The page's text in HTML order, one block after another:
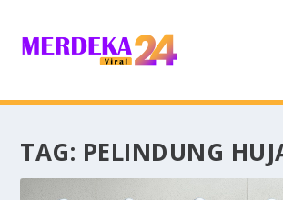
TAG: PELINDUNG